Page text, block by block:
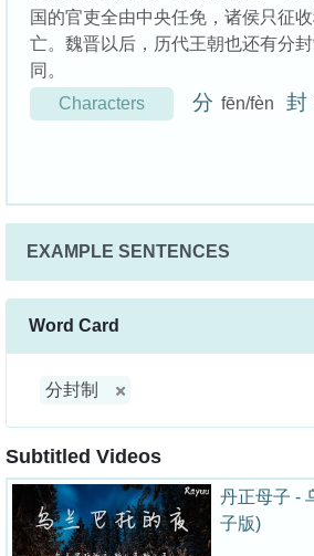
国的官吏全由中央任免，诸侯只征
亡。魏晋以后，历代王朝也还有分
同。
Characters
分 fēn/fèn 封
EXAMPLE SENTENCES
Word Card
分封制
Subtitled Videos
丹正母子 -
子版)